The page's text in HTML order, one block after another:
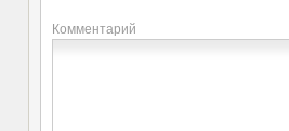
Комментарий